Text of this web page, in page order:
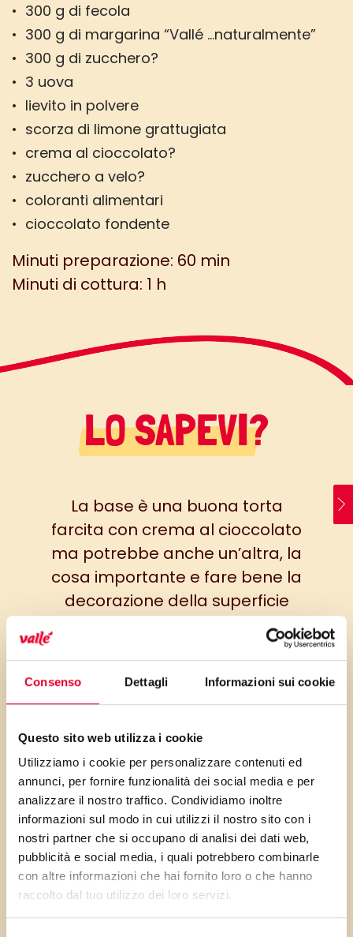
Consenso Dettagli Informazioni sui cookie
Questo sito web utilizza i cookie
Utilizziamo i cookie per personalizzare contenuti ed
annunci, per fornire funzionalità dei social media e per
analizzare il nostro traffico. Condividiamo inoltre
informazioni sul modo in cui utilizzi il nostro sito con i
nostri partner che si occupano di analisi dei dati web,
pubblicità e social media, i quali potrebbero combinarle
con altre informazioni che hai fornito loro o che hanno
raccolto dal tuo utilizzo dei loro servizi.
• 300 g di fecola
• 300 g di margarina “Vallé …naturalmente”
• 300 g di zucchero?
• 3 uova
• lievito in polvere
• scorza di limone grattugiata
• crema al cioccolato?
• zucchero a velo?
• coloranti alimentari
• cioccolato fondente
Minuti preparazione: 60 min
Minuti di cottura: 1 h
LO SAPEVI?
La base è una buona torta
farcita con crema al cioccolato
ma potrebbe anche un’altra, la
cosa importante e fare bene la
decorazione della superficie
che caratterizza il dolce:
bisogna partire con pazienza
dalla griglia di cioccolato e poi
riempire i rombi con le glasse
naturalmente più sono meglio
è…
PRIMA GLI
INGREDIENTI